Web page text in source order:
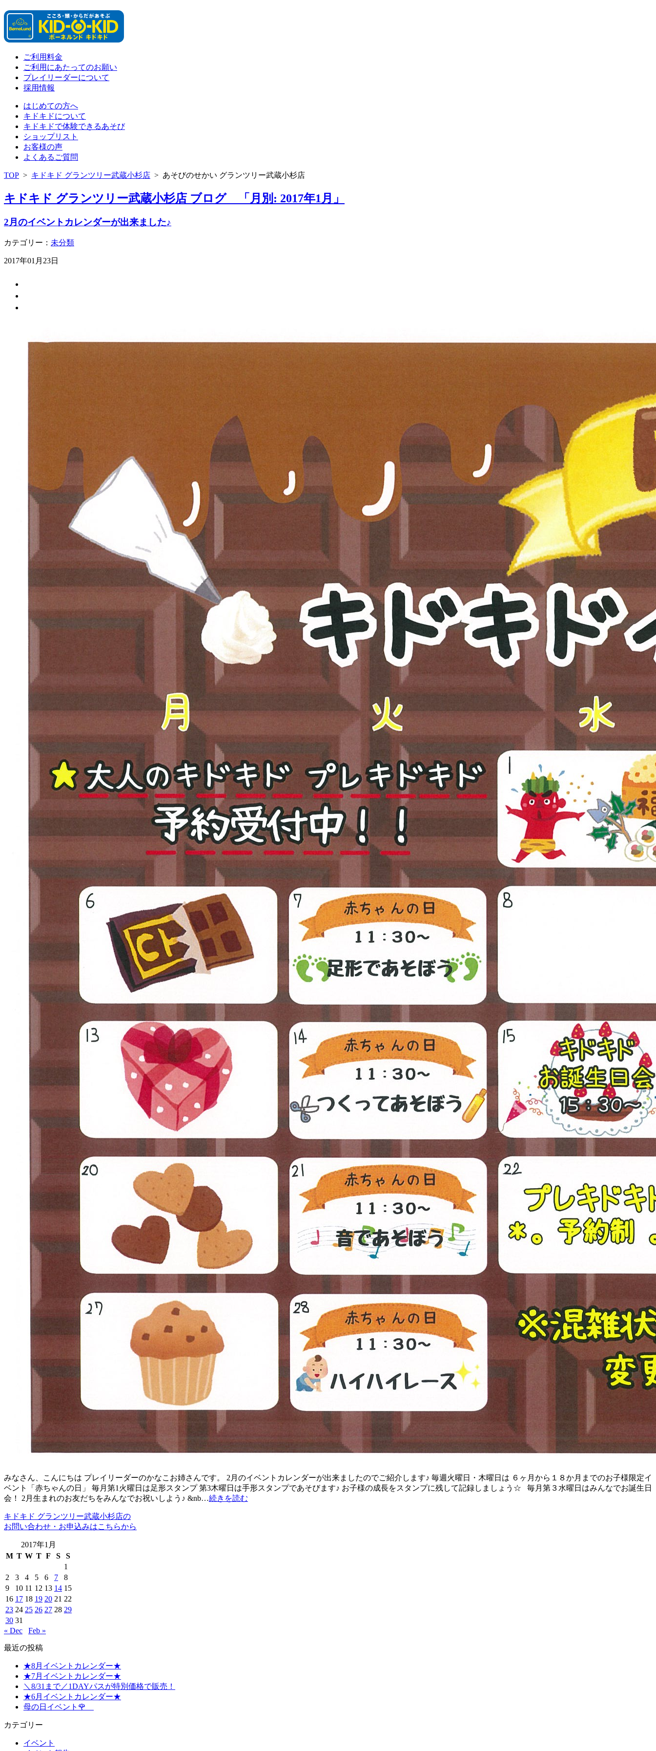
ご利用料金
ご利用にあたってのお願い
プレイリーダーについて
採用情報
はじめての方へ
キドキドについて
キドキドで体験できるあそび
ショップリスト
お客様の声
よくあるご質問
TOP > キドキド グランツリー武蔵小杉店 > あそびのせかい グランツリー武蔵小杉店
キドキド グランツリー武蔵小杉店 ブログ 「月別: 2017年1月」
2月のイベントカレンダーが出来ました♪
カテゴリー： 未分類
2017年01月23日
みなさん、こんにちは プレイリーダーのかなこお姉さんです。 2月のイベントカレンダーが出来ましたのでご紹介します♪ 毎週火曜日・木曜日は ６ヶ月から１８か月までのお子様限定イ
ベント「赤ちゃんの日」 毎月第1火曜日は足形スタンプ 第3木曜日は手形スタンプであそびます♪ お子様の成長をスタンプに残して記録しましょう☆ 毎月第３水曜日はみんなでお誕生日
会！ 2月生まれのお友だちをみんなでお祝いしよう♪ &nb…続きを読む
キドキド グランツリー武蔵小杉店の
お問い合わせ・お申込みはこちらから
2017年1月
M T W T F S
S
1
2
3 4 5 6 7
8
9
10 11 12 13 14 15
16 17 18 19 20 21 22
23 24 25 26 27 28 29
30 31
« Dec
Feb »
最近の投稿
★8月イベントカレンダー★
★7月イベントカレンダー★
＼8/31まで／1DAYパスが特別価格で販売！
★6月イベントカレンダー★
母の日イベント🌹
カテゴリー
イベント